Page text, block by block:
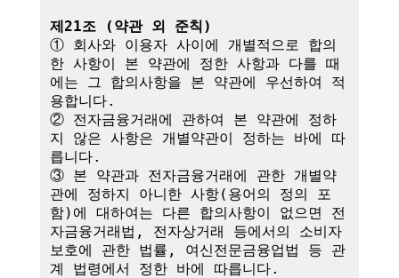
제21조 (약관 외 준칙)
① 회사와 이용자 사이에 개별적으로 합의
한 사항이 본 약관에 정한 사항과 다를 때
에는 그 합의사항을 본 약관에 우선하여 적
용합니다.
② 전자금융거래에 관하여 본 약관에 정하
지 않은 사항은 개별약관이 정하는 바에 따
릅니다.
③ 본 약관과 전자금융거래에 관한 개별약
관에 정하지 아니한 사항(용어의 정의 포
함)에 대하여는 다른 합의사항이 없으면 전
자금융거래법, 전자상거래 등에서의 소비자
보호에 관한 법률, 여신전문금융업법 등 관
계 법령에서 정한 바에 따릅니다.